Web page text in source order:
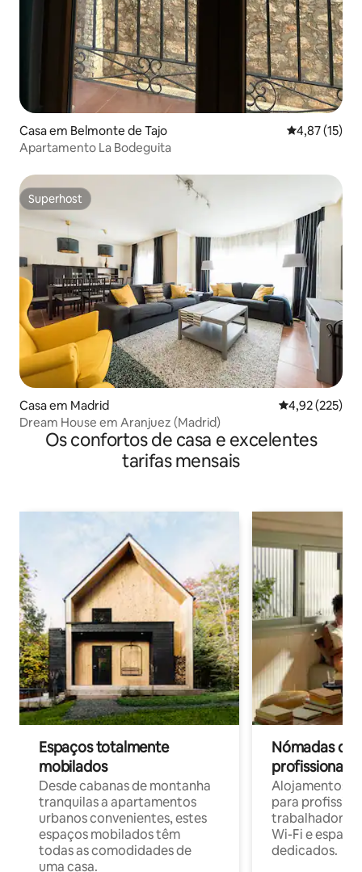
Casa em Belmonte de Tajo Classificação
4,87 (15)
Apartamento La Bodeguita
Superhost
Superhost
Casa em Madrid Classificação
4,92 (225)
Dream House em Aranjuez (Madrid)
Os confortos de casa e excelentes
tarifas mensais
Espaços totalmente
mobilados
Desde cabanas de montanha
tranquilas a apartamentos
urbanos convenientes, estes
espaços mobilados têm
todas as comodidades de
uma casa.
Nómadas
profissionais
Alojamentos
para
trabalhadores
Wi-Fi e
dedicados.